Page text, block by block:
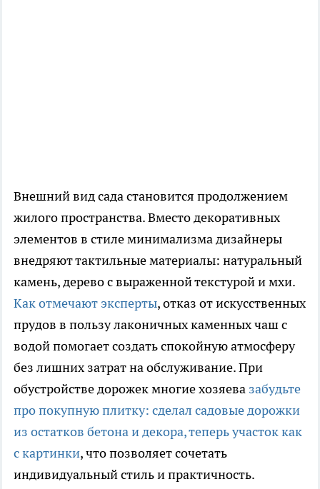
Внешний вид сада становится продолжением
жилого пространства. Вместо декоративных
элементов в стиле минимализма дизайнеры
внедряют тактильные материалы: натуральный
камень, дерево с выраженной текстурой и мхи.
Как отмечают эксперты, отказ от искусственных
прудов в пользу лаконичных каменных чаш с
водой помогает создать спокойную атмосферу
без лишних затрат на обслуживание. При
обустройстве дорожек многие хозяева забудьте
про покупную плитку: сделал садовые дорожки
из остатков бетона и декора, теперь участок как
с картинки, что позволяет сочетать
индивидуальный стиль и практичность.